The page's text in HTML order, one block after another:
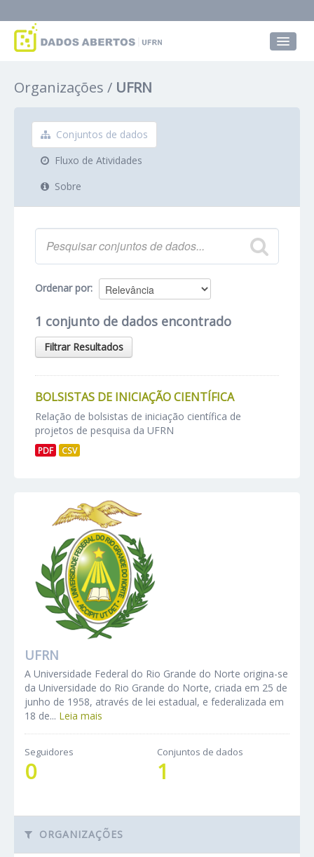
Grupos
Sobre
Organizações UFRN
Conjuntos de dados
Fluxo de Atividades
Sobre
Ordenar por
1 conjunto de dados encontrado
Filtrar Resultados
BOLSISTAS DE INICIAÇÃO CIENTÍFICA
Relação de bolsistas de iniciação científica de
projetos de pesquisa da UFRN
PDF CSV
UFRN
A Universidade Federal do Rio Grande do Norte origina-se
da Universidade do Rio Grande do Norte, criada em 25 de
junho de 1958, através de lei estadual, e federalizada em
18 de... Leia mais
Seguidores
0
Conjuntos de dados
1
ORGANIZAÇÕES